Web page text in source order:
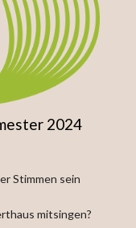
2024
Stimmen sein
mitsingen?